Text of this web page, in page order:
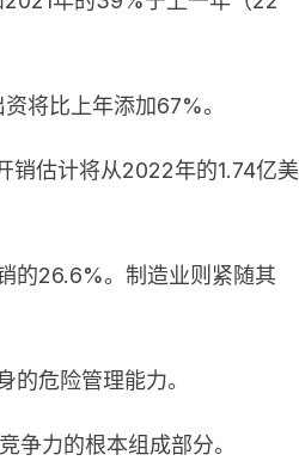
将比上年添加67%。
销估计将从2022年的1.74亿美
的26.6%。制造业则紧随其
危险管理能力。
争力的根本组成部分。